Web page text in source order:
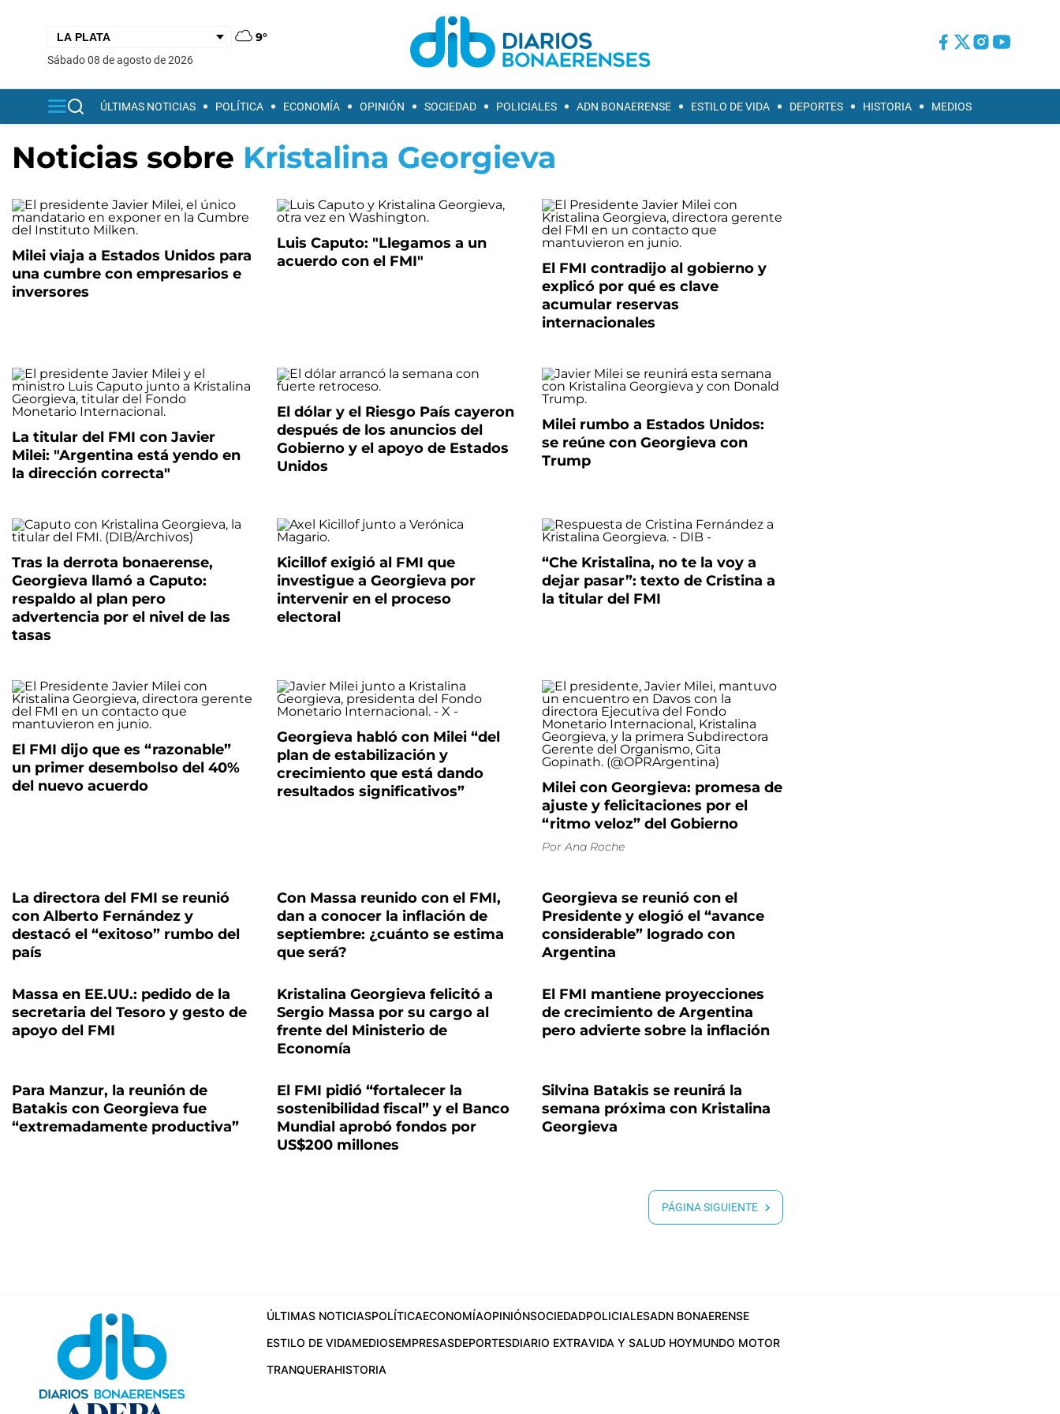
9°
sábado 08 de agosto de 2026
ÚLTIMAS NOTICIAS POLÍTICA ECONOMÍA OPINIÓN SOCIEDAD POLICIALES ADN BONAERENSE ESTILO DE VIDA DEPORTES HISTORIA MEDIOS
Noticias sobre Kristalina Georgieva
Milei viaja a Estados Unidos para
una cumbre con empresarios e
inversores
Luis Caputo: "Llegamos a un
acuerdo con el FMI"
El FMI contradijo al gobierno y
explicó por qué es clave
acumular reservas
internacionales
La titular del FMI con Javier
Milei: "Argentina está yendo en
la dirección correcta"
El dólar y el Riesgo País cayeron
después de los anuncios del
Gobierno y el apoyo de Estados
Unidos
Milei rumbo a Estados Unidos:
se reúne con Georgieva con
Trump
Tras la derrota bonaerense,
Georgieva llamó a Caputo:
respaldo al plan pero
advertencia por el nivel de las
tasas
Kicillof exigió al FMI que
investigue a Georgieva por
intervenir en el proceso
electoral
“Che Kristalina, no te la voy a
dejar pasar”: texto de Cristina a
la titular del FMI
El FMI dijo que es “razonable”
un primer desembolso del 40%
del nuevo acuerdo
Georgieva habló con Milei “del
plan de estabilización y
crecimiento que está dando
resultados significativos”
Milei con Georgieva: promesa de
ajuste y felicitaciones por el
“ritmo veloz” del Gobierno
Por Ana Roche
La directora del FMI se reunió
con Alberto Fernández y
destacó el “exitoso” rumbo del
país
Con Massa reunido con el FMI,
dan a conocer la inflación de
septiembre: ¿cuánto se estima
que será?
Georgieva se reunió con el
Presidente y elogió el “avance
considerable” logrado con
Argentina
Massa en EE.UU.: pedido de la
secretaria del Tesoro y gesto de
apoyo del FMI
Kristalina Georgieva felicitó a
Sergio Massa por su cargo al
frente del Ministerio de
Economía
El FMI mantiene proyecciones
de crecimiento de Argentina
pero advierte sobre la inflación
Para Manzur, la reunión de
Batakis con Georgieva fue
“extremadamente productiva”
El FMI pidió “fortalecer la
sostenibilidad fiscal” y el Banco
Mundial aprobó fondos por
US$200 millones
Silvina Batakis se reunirá la
semana próxima con Kristalina
Georgieva
PÁGINA SIGUIENTE
ÚLTIMAS NOTICIASPOLÍTICAECONOMÍAOPINIÓNSOCIEDADPOLICIALESADN BONAERENSE
ESTILO DE VIDAMEDIOSEMPRESASDEPORTESDIARIO EXTRAVIDA Y SALUD HOYMUNDO MOTOR
TRANQUERAHISTORIA